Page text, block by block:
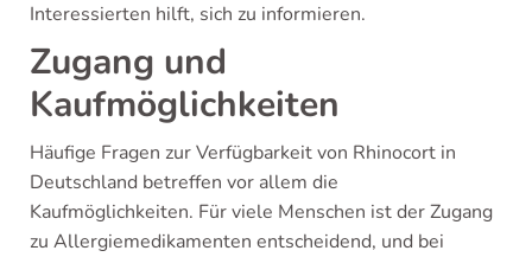
Interessierten hilft, sich zu informieren.
Zugang und
Kaufmöglichkeiten
Häufige Fragen zur Verfügbarkeit von Rhinocort in
Deutschland betreffen vor allem die
Kaufmöglichkeiten. Für viele Menschen ist der Zugang
zu Allergiemedikamenten entscheidend, und bei